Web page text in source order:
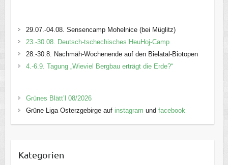
29.07.-04.08. Sensencamp Mohelnice (bei Müglitz)
23.-30.08. Deutsch-tschechisches HeuHoj-Camp
28.-30.8. Nachmäh-Wochenende auf den Bielatal-Biotopen
4.-6.9. Tagung „Wieviel Bergbau erträgt die Erde?“
Grünes Blätt’l 08/2026
Grüne Liga Osterzgebirge auf instagram und facebook
Kategorien